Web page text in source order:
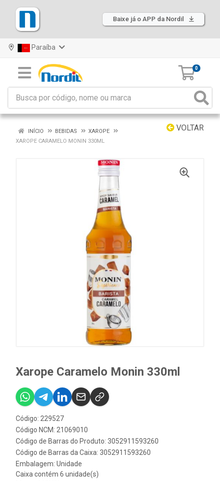
Baixe já o APP da Nordil
Paraíba
0
VOLTAR
INÍCIO BEBIDAS
XAROPE
XAROPE CARAMELO MONIN 330ML
Xarope Caramelo Monin 330ml
Código: 229527
Código NCM: 21069010
Código de Barras do Produto: 3052911593260
Código de Barras da Caixa: 3052911593260
Embalagem: Unidade
Caixa contém 6 unidade(s)